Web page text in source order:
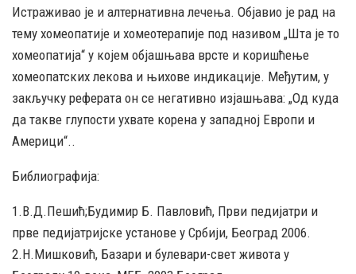
Истраживао је и алтернативна лечења. Објавио је рад на
тему хомеопатије и хомеотерапије под називом „Шта је то
хомеопатија“ у којем објашњава врсте и коришћење
хомеопатских лекова и њихове индикације. Међутим, у
закључку реферата он се негативно изјашњава: „Од куда
да такве глупости ухвате корена у западној Европи и
Америци“..
Библиографија:
1.В.Д.Пешић;Будимир Б. Павловић, Први педијатри и
прве педијатријске установе у Србији, Београд 2006.
2.Н.Мишковић, Базари и булевари-свет живота у